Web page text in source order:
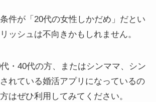
件が「20代の女性しかだめ」だとい
ッシュは不向きかもしれません。
・40代の方、またはシンママ、シン
れている婚活アプリになっているの
はぜひ利用してみてください。